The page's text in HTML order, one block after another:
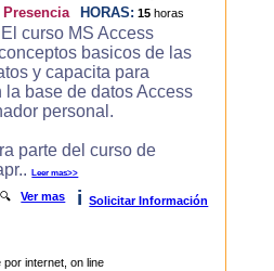
Presencia HORAS: 15 horas
El curso MS Access
basicos de las
y capacita para
la base de datos Access
personal.
parte del curso de
Leer mas>>
🔍Ver mas i Solicitar Información